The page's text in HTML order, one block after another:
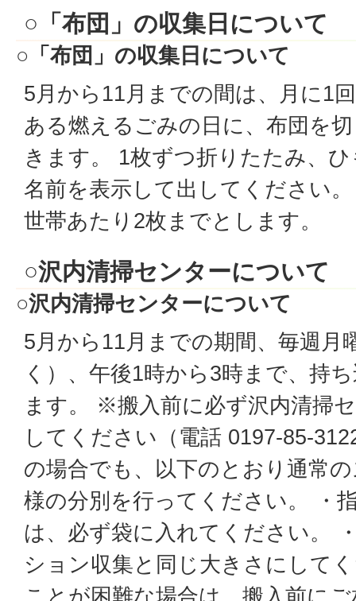
○「布団」の収集日について
○「布団」の収集日について
5月から11月までの間は、月に1
ある燃えるごみの日に、布団を
きます。 1枚ずつ折りたたみ、
名前を表示して出してください
世帯あたり2枚までとします。
○沢内清掃センターについて
○沢内清掃センターについて
5月から11月までの期間、毎週月
く）、午後1時から3時まで、持
ます。 ※搬入前に必ず沢内清掃
してください（電話 0197-85-
の場合でも、以下のとおり通常
様の分別を行ってください。 ・
は、必ず袋に入れてください。
ション収集と同じ大きさにして
ことが困難な場合は、搬入前に